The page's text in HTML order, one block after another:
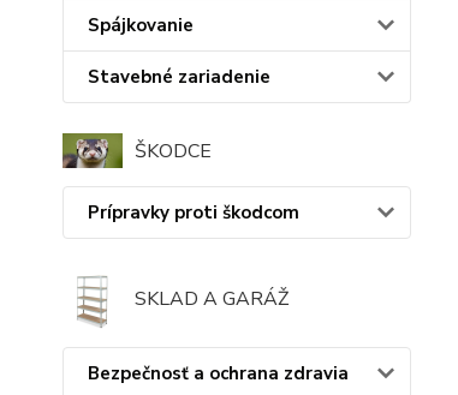
Spájkovanie
Stavebné zariadenie
ŠKODCE
Prípravky proti škodcom
SKLAD A GARÁŽ
Bezpečnosť a ochrana zdravia